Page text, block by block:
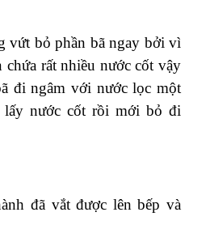
vứt bỏ phần bã ngay bởi vì
chứa rất nhiều nước cốt vậy
đi ngâm với nước lọc một
lấy nước cốt rồi mới bỏ đi
đã vắt được lên bếp và